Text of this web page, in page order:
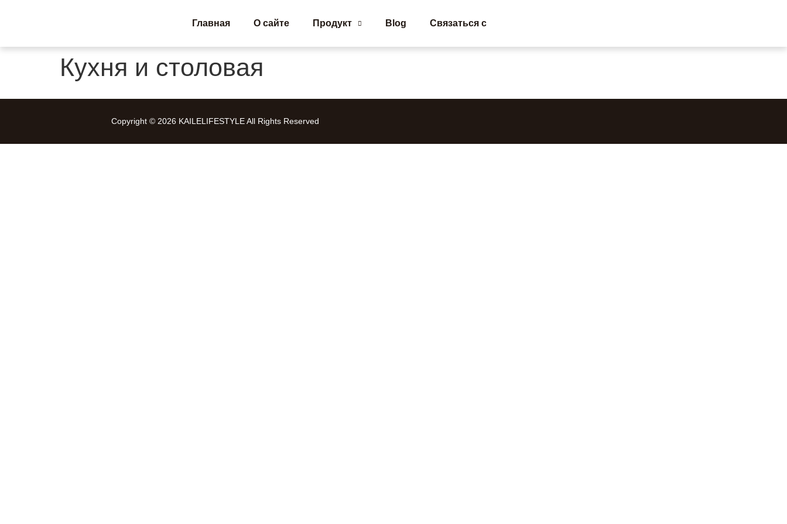
Главная О сайте Продукт Blog Связаться с
Кухня и столовая
Copyright © 2026 KAILELIFESTYLE All Rights Reserved